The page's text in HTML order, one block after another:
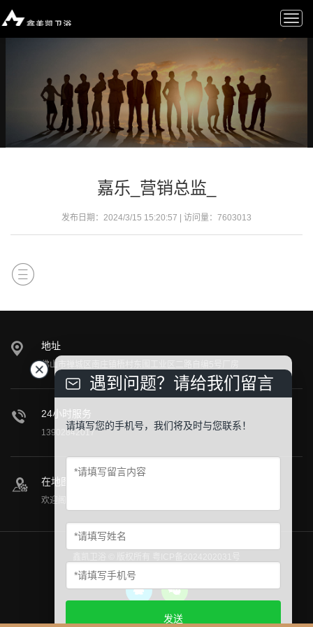
嘉乐_营销总监_
发布日期：2024/3/15 15:20:57 | 访问量： 7603013
地址
佛山市禅城区南庄镇梧村东围工业区二路自编5号厂房
24小时服务
13902842017
在地图上找到我们
欢迎阁下莅临公司参观指导！
遇到问题？请给我们留言
请填写您的手机号，我们将及时与您联系！